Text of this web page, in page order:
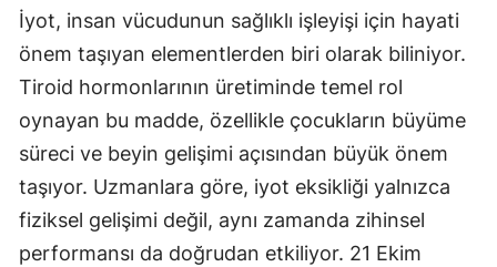
Erzincan
Erzurum
Gaziantep
Giresun
Gümüşhane
İyot, insan vücudunun sağlıklı işleyişi için hayati
önem taşıyan elementlerden biri olarak biliniyor.
Tiroid hormonlarının üretiminde temel rol
oynayan bu madde, özellikle çocukların büyüme
süreci ve beyin gelişimi açısından büyük önem
taşıyor. Uzmanlara göre, iyot eksikliği yalnızca
fiziksel gelişimi değil, aynı zamanda zihinsel
performansı da doğrudan etkiliyor. 21 Ekim